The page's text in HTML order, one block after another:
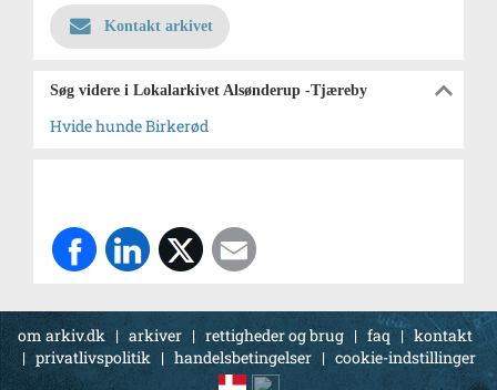
Kontakt arkivet
Søg videre i Lokalarkivet Alsønderup -Tjæreby
Hvide hunde Birkerød
om arkiv.dk | arkiver | rettigheder og brug | faq | kontakt
|privatlivspolitik | handelsbetingelser | cookie-indstillinger